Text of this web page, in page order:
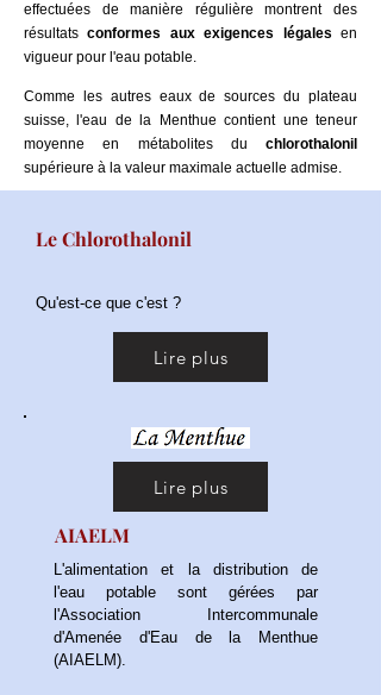
effectuées de manière régulière montrent des
résultatsconformes aux exigences légales en
vigueur pour l'eau potable.
Comme les autres eaux de sources du plateau
suisse, l'eau de la Menthue contient une teneur
moyenne en métabolites du chlorothalonil
supérieure à la valeur maximale actuelle admise.
Le Chlorothalonil
Qu'est-ce que c'est ?
Lire plus
Lire plus
AIAELM
L'alimentation et la distribution de
l'eau potable sont gérées par
l'Association Intercommunale
d'Amenée d'Eau de la Menthue
(AIAELM).